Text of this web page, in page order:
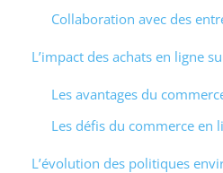
Collaboration avec des
L’impact des achats en ligne
Les avantages du
Les défis du commerce en
L’évolution des politiques